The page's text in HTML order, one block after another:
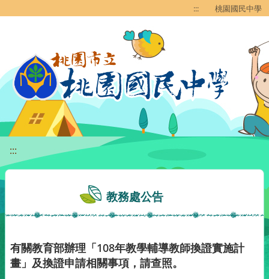
::: 桃園國民中學
:::
教務處公告
有關教育部辦理「108年教學輔導教師換證實施計
畫」及換證申請相關事項，請查照。